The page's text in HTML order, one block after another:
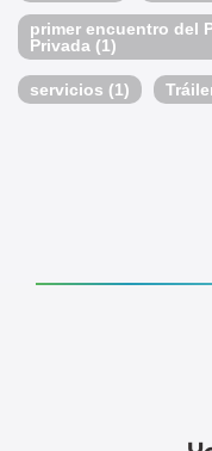
primer encuentro del
Privada (1)
servicios (1)